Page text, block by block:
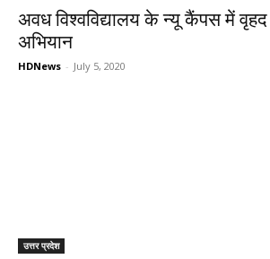
अवध विश्वविद्यालय के न्यू कैंपस में वृहद
अभियान
HDNews - July 5, 2020
उत्तर प्रदेश